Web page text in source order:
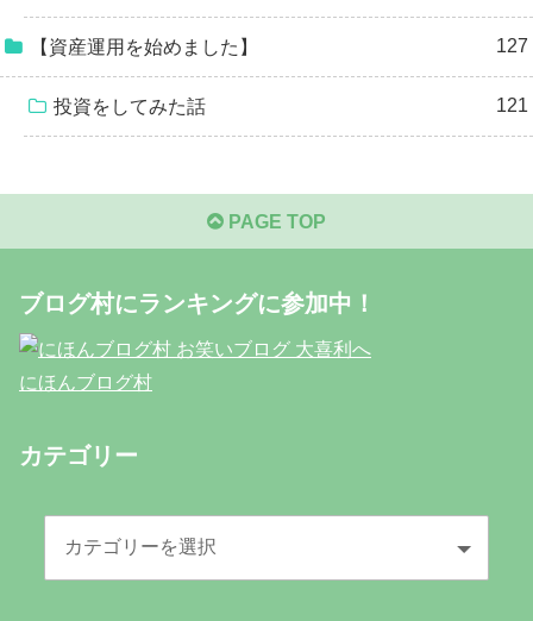
【資産運用を始めました】 127
投資をしてみた話 121
PAGE TOP
ブログ村にランキングに参加中！
にほんブログ村
カテゴリー